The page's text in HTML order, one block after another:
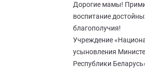
Дорогие мамы!
воспитание
благополучия!
Учреждение
усыновления
Республики